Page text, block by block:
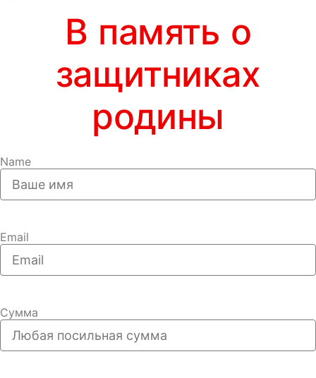
В память о
защитниках
родины
Name
Email
Сумма